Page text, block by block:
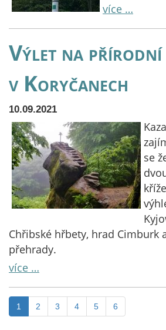
více …
Výlet na přírodní
v Koryčanech
10.09.2021
se
Chřibské hřbety, hrad Cimburk
přehrady.
více …
1 2 3 4 5 6